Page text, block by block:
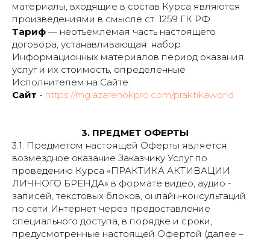
материалы, входящие в состав Курса являются
произведениями в смысле ст. 1259 ГК РФ.
Тариф — неотъемлемая часть настоящего
договора, устанавливающая: набор
Информационных материалов период оказания
услуг и их стоимость, определенные
Исполнителем на Сайте.
Сайт - https://mg.azarenokpro.com/praktikaworld
3. ПРЕДМЕТ ОФЕРТЫ
3.1. Предметом настоящей Оферты является
возмездное оказание Заказчику Услуг по
проведению Курса «ПРАКТИКА АКТИВАЦИИ
ЛИЧНОГО БРЕНДА» в формате видео, аудио -
записей, текстовых блоков, онлайн-консультаций
по сети Интернет через предоставление
специального доступа, в порядке и сроки,
предусмотренные настоящей Офертой (далее –